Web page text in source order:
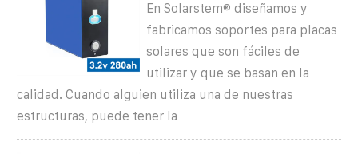
En Solarstem® diseñamos y
fabricamos soportes para placas
solares que son fáciles de
utilizar y que se basan en la
calidad. Cuando alguien utiliza una de nuestras
estructuras, puede tener la